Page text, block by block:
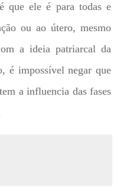
que ele é para todas e
ou ao útero, mesmo
a ideia patriarcal da
é impossível negar que
a influencia das fases